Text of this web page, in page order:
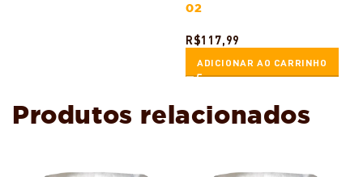
02
R$117,99
ADICIONAR AO CARRINHO
Produtos relacionados